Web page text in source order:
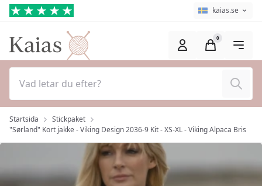
Hoppa till huvudinnehåll (Tryck på Enter) Språkväljare
Aktuellt språk
kaias.se
Sök
0
Startsida
Stickpaket
"Sørland" Kort jakke - Viking Design 2036-9 Kit - XS-XL - Viking Alpaca Bris